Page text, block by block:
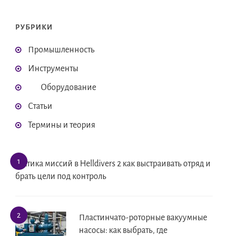
РУБРИКИ
Промышленность
Инструменты
Оборудование
Статьи
Термины и теория
Тактика миссий в Helldivers 2 как выстраивать отряд и
брать цели под контроль
Пластинчато-роторные вакуумные
насосы: как выбрать, где